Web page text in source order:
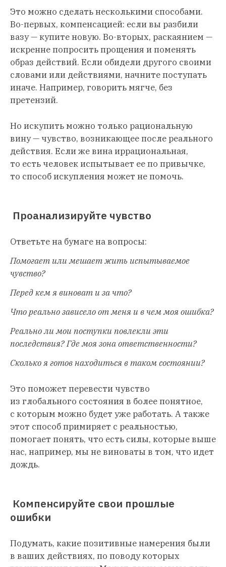
Это можно сделать несколькими способами.
Во-первых, компенсацией: если вы разбили
вазу — купите новую. Во-вторых, раскаянием —
искренне попросить прощения и поменять
образ действий. Если обидели другого своими
словами или действиями, начните поступать
иначе. Например, говорить мягче, без
претензий.
Но искупить можно только рациональную
вину — чувство, возникающее после реального
действия. Если же вина иррациональная,
то есть человек испытывает ее по привычке,
то способ искупления может не помочь.
Проанализируйте чувство
Ответьте на бумаге на вопросы:
Помогает или мешает жить испытываемое
чувство?
Перед кем я виноват и за что?
Что реально зависело от меня и в чем моя ошибка?
Реально ли мои поступки повлекли эти
последствия? Где моя зона ответственности?
Сколько я готов находиться в таком состоянии?
Это поможет перевести чувство
из глобального состояния в более понятное,
с которым можно будет уже работать. А также
этот способ примиряет с реальностью,
помогает понять, что есть силы, которые выше
нас, например, мы не виноваты в том, что идет
дождь.
Компенсируйте свои прошлые
ошибки
Подумать, какие позитивные намерения были
в ваших действиях, по поводу которых